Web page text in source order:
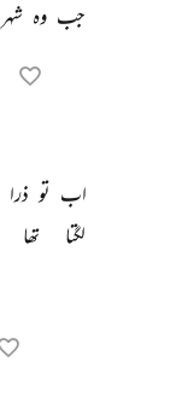
جب وہ شہر
اب تو ذرا
لگتا
تھا